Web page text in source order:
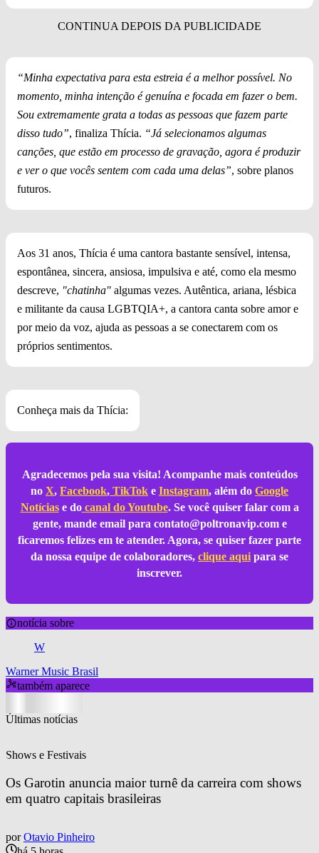
“Minha expectativa para esta estreia é a melhor possível. No
momento, minha intenção é genuína e focada em fazer o bem.
Sou extremamente grata a todas as pessoas que fazem parte
disso tudo”, finaliza Thícia. “Já selecionamos algumas
canções, que estão em processo de gravação, agora é produzir
e ver o que vocês sentem com cada uma delas”, sobre planos
futuros.
Aos 31 anos, Thícia é uma cantora bastante sensível, intensa,
espontânea, sincera, ansiosa, impulsiva e até, como ela mesmo
descreve, "chatinha" algumas vezes. Autêntica, ariana, lésbica
e militante da causa LGBTQIA+, a cantora canta sobre amor e
por meio da voz, ajuda as pessoas a se conectarem com os
próprios sentimentos.
Conheça mais da Thícia:
Agradecemos pela sua visita! Acompanhe mais conteúdos
no X, Facebook, TikTok e Instagram, além do Google
Notíciase docanal do Youtube. Se você quiser falar com a
gente, mande email para contato@poltronavip.come
ficaremos felizes em te atender. Agora, se quiser fazer parte
da nossa equipe de colaboradores, clique aqui para se
inscrever.
notícia sobre
W
Warner Music Brasil
também aparece
Últimas notícias
Shows e Festivais
Os Garotin anuncia maior turnê da carreira com shows
em quatro capitais brasileiras
por Otavio Pinheiro